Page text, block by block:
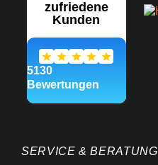
SERVICE & BERATUNG